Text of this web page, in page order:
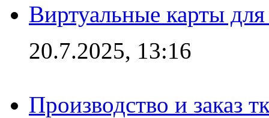
Виртуальные карты
20.7.2025, 13:16
Производство и заказ